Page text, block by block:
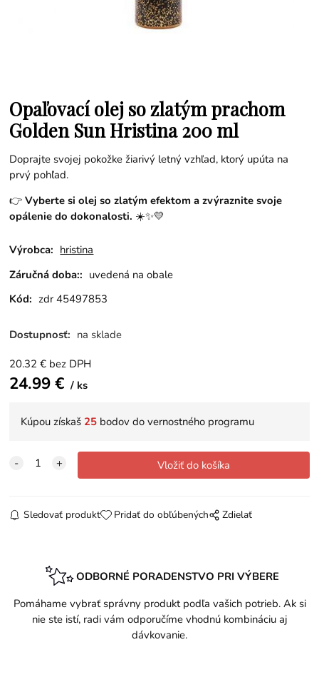
Opaľovací olej so zlatým prachom
Golden Sun Hristina 200 ml
Doprajte svojej pokožke žiarivý letný vzhľad, ktorý upúta na
prvý pohľad.
👉Vyberte si olej so zlatým efektom a zvýraznite svoje
opálenie do dokonalosti. ☀️✨💛
Výrobca: hristina
Záručná doba:: uvedená na obale
Kód: zdr 45497853
Dostupnosť: na sklade
20.32 € bez DPH
24.99€ ks
Kúpou získaš 25 bodov do vernostného programu
Sledovať produkt Pridať do obľúbených Zdielať
ODBORNÉ PORADENSTVO PRI VÝBERE
Pomáhame vybrať správny produkt podľa vašich potrieb. Ak si
nie ste istí, radi vám odporučíme vhodnú kombináciu aj
dávkovanie.